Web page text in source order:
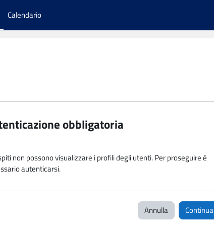
Calendario
obbligatoria
non possono visualizzare i profili degli utenti. Per proseguire è
autenticarsi.
Annulla Continua